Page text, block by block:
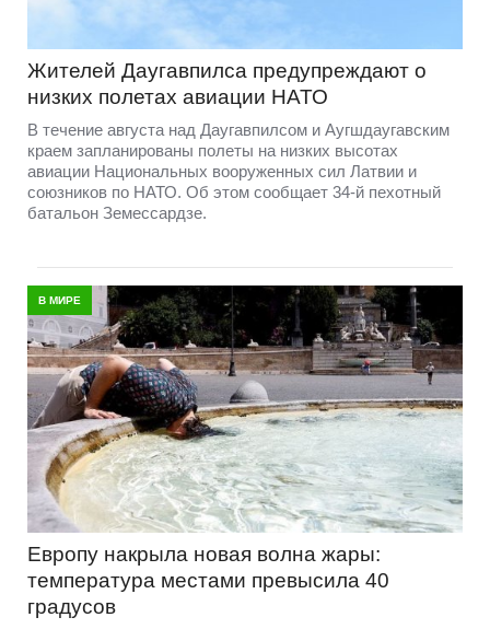
Жителей Даугавпилса предупреждают о
низких полетах авиации НАТО
В течение августа над Даугавпилсом и Аугшдаугавским
краем запланированы полеты на низких высотах
авиации Национальных вооруженных сил Латвии и
союзников по НАТО. Об этом сообщает 34-й пехотный
батальон Земессардзе.
В МИРЕ
Европу накрыла новая волна жары:
температура местами превысила 40
градусов